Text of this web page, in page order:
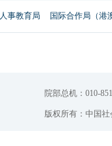
人事教育局 国际合作局（港
院部总机：010-
版权所有：中国